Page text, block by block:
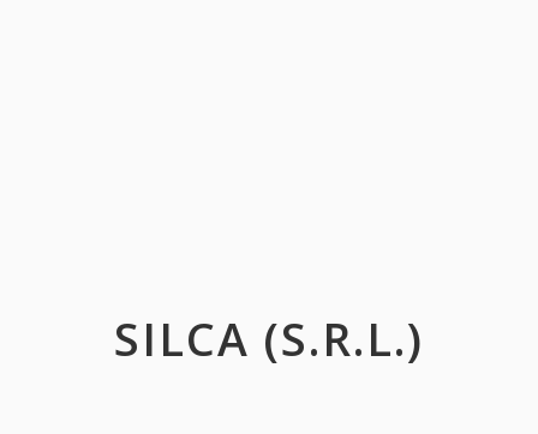
SILCA (S.R.L.)